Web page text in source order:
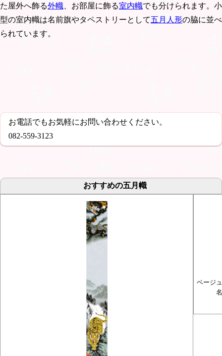
た屋外へ飾る外幟、お部屋に飾る室内幟でも分けられます。小
型の室内幟は名前旗やタペストリーとして五月人形の脇に並べ
られています。
お電話でもお気軽にお問い合わせください。
082-559-3123
おすすめの五月幟
ベージ